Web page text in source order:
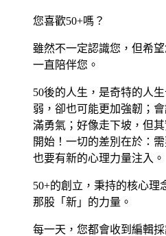
您喜歡50+嗎？
雖然不一定認識您，但希
一直陪伴您。
50後的人生，是奇特的人
弱，卻也可能更加強韌；
滿勇氣；好像走下坡，但
開始！一切的差別在於：
也要有新的心理力量注入。
50+的創立，秉持的核心理
那股「新」的力量。
每一天，您都會收到編輯